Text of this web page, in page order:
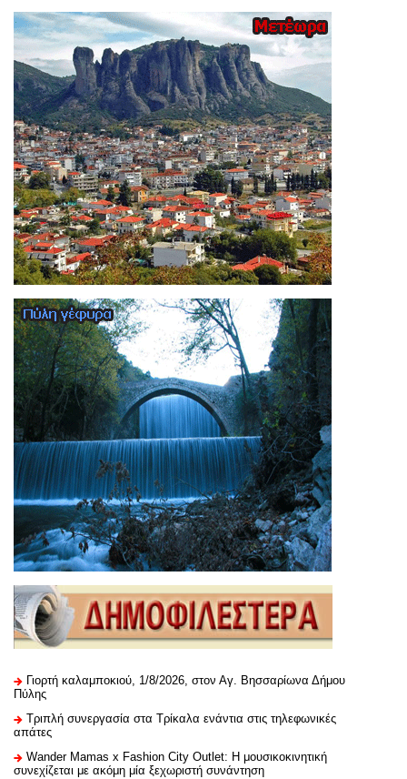
Γιορτή καλαμποκιού, 1/8/2026, στον Αγ. Βησσαρίωνα Δήμου
Πύλης
Τριπλή συνεργασία στα Τρίκαλα ενάντια στις τηλεφωνικές
απάτες
Wander Mamas x Fashion City Outlet: Η μουσικοκινητική
συνεχίζεται με ακόμη μία ξεχωριστή συνάντηση